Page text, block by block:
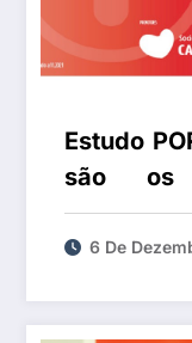
Estudo
são os
6 De